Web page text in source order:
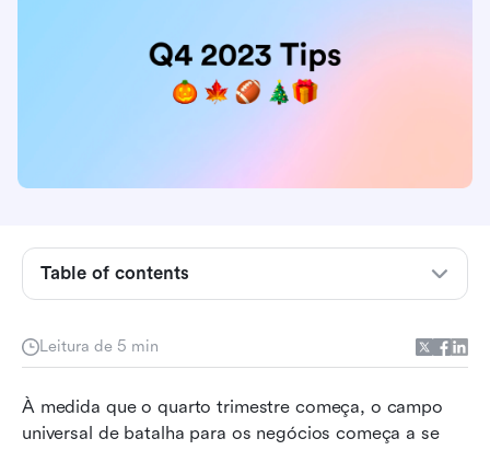
Leitura de 5 min
À medida que o quarto trimestre começa, o campo
universal de batalha para os negócios começa a se
Table of contents
2. Melhorar o controle de qualidade
3. Confirmar a prontidão da tecnologia
4. Implemente automação sempre que possível
6. Proporcione uma melhor experiência ao